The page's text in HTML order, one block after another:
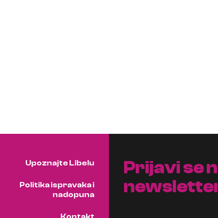
Upoznajte Libelu
Politika ispravaka i
nadopuna
Prijavi se